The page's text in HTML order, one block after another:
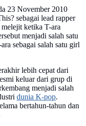
23 November 2010
sebagai lead rapper
ketika T-ara
menjadi salah satu
sebagai salah satu girl
lebih cepat dari
keluar dari grup di
menjadi salah
dunia K-pop.
bertahun-tahun dan